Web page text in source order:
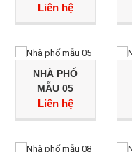
Liên hệ
NHÀ PHỐ
MẪU 05
Liên hệ